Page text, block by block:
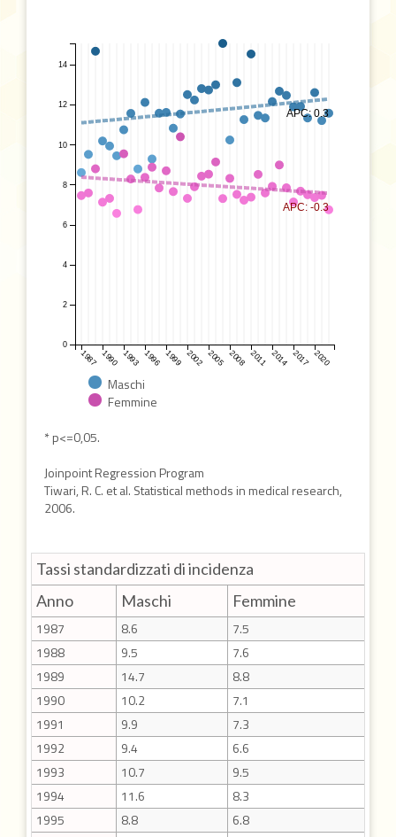
1987 1990 1993 1996 1999 2002 2005 2008 2011 2014 2017 2020
0
2
4
6
8
10
12
14
APC: 0.3
APC: -0.3
Maschi
Femmine
* p<=0,05.
Joinpoint Regression Program
Tiwari, R. C. et al. Statistical methods in medical research,
2006.
Tassi standardizzati di incidenza
Anno
Maschi Femmine
1987 8.6
7.5
1988
9.5
7.6
1989
14.7
8.8
1990
10.2
7.1
1991
9.9
7.3
1992
9.4
6.6
1993
10.7
9.5
1994
11.6
8.3
1995
8.8
6.8